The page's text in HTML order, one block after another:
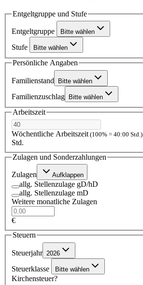
Entgeltgruppe und Stufe
Entgeltgruppe Bitte wählen
Stufe Bitte wählen
Persönliche Angaben
Familienstand Bitte wählen
Familienzuschlag Bitte wählen
Arbeitszeit
Wöchentliche Arbeitszeit (100% = 40:00 Std.)
Std.
Zulagen und Sonderzahlungen
Zulagen Aufklappen
allg. Stellenzulage gD/hD
allg. Stellenzulage mD
Weitere monatliche Zulagen
€
Steuern
Steuerjahr 2026
Steuerklasse Bitte wählen
Kirchensteuer?